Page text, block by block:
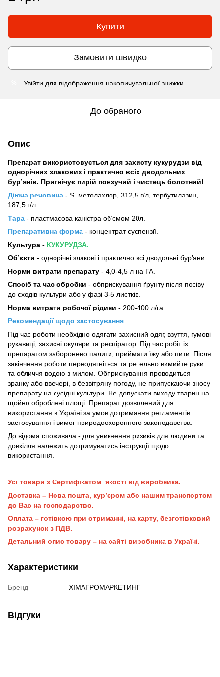
Купити
Замовити швидко
Увійти для відображення накопичувальної знижки
До обраного
Опис
Препарат використовується для захисту кукурудзи від
однорічних злакових і практично всіх дводольних
бур’янів. Пригнічує пирій повзучий і чистець болотний!
Діюча речовина - S–метолахлор, 312,5 г/л, тербутилазин,
187,5 г/л.
Тара - пластмасова каністра об’ємом 20л.
Препаративна форма - концентрат суспензії.
Культура - КУКУРУДЗА.
Об’єкти - однорічні злакові і практично всі дводольні бур’яни.
Норми витрати препарату - 4,0-4,5 л на ГА.
Спосіб та час обробки - обприскування ґрунту після посіву
до сходів культури або у фазі 3-5 листків.
Норма витрати робочої рідини - 200-400 л/га.
Рекомендації щодо застосування
Під час роботи необхідно одягати захисний одяг, взуття, гумові
рукавиці, захисні окуляри та респіратор. Під час робіт із
препаратом заборонено палити, приймати їжу або пити. Після
закінчення роботи переодягніться та ретельно вимийте руки
та обличчя водою з милом. Обприскування проводиться
зранку або ввечері, в безвітряну погоду, не припускаючи зносу
препарату на сусідні культури. Не допускати виходу тварин на
щойно оброблені площі. Препарат дозволений для
використання в Україні за умов дотримання регламентів
застосування і вимог природоохоронного законодавства.
До відома споживача - для уникнення ризиків для людини та
довкілля належить дотримуватись інструкції щодо
використання.
Усі товари з Сертифікатом якості від виробника.
Доставка – Нова пошта, кур’єром або нашим транспортом
до Вас на господарство.
Оплата – готівкою при отриманні, на карту, безготівковий
розрахунок з ПДВ.
Детальний опис товару – на сайті виробника в Україні.
Характеристики
Бренд ХІМАГРОМАРКЕТИНГ
Відгуки